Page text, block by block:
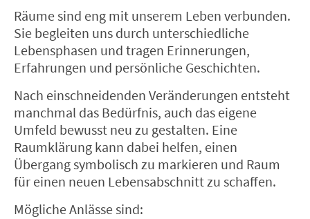
Räume sind eng mit unserem Leben verbunden.
Sie begleiten uns durch unterschiedliche
Lebensphasen und tragen Erinnerungen,
Erfahrungen und persönliche Geschichten.
Nach einschneidenden Veränderungen entsteht
manchmal das Bedürfnis, auch das eigene
Umfeld bewusst neu zu gestalten. Eine
Raumklärung kann dabei helfen, einen
Übergang symbolisch zu markieren und Raum
für einen neuen Lebensabschnitt zu schaffen.
Mögliche Anlässe sind: